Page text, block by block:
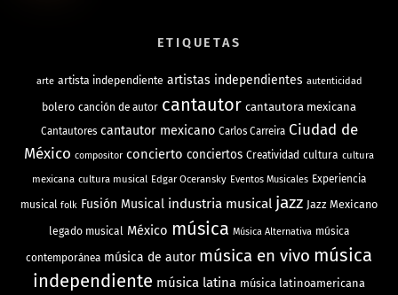
ETIQUETAS
arte artista independiente artistas independientes autenticidad
bolero canción de autor cantautor cantautora mexicana
Cantautores cantautor mexicano Carlos Carreira Ciudad de
México compositor concierto conciertos Creatividad cultura cultura
mexicana cultura musical Edgar Oceransky Eventos Musicales Experiencia
musical folk Fusión Musical industria musical jazz Jazz Mexicano
legado musical México música Música Alternativa música
contemporánea música de autor música en vivo música
independiente música latina música latinoamericana